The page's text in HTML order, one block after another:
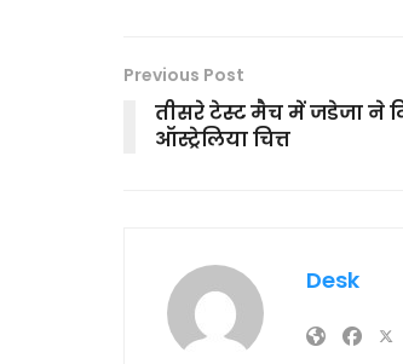
Previous Post
तीसरे टेस्ट मैच में जडेजा ने
ऑस्ट्रेलिया चित्त
Desk